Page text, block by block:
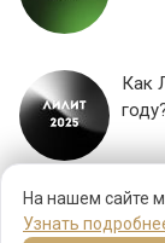
На нашем сайте
Узнать
Как